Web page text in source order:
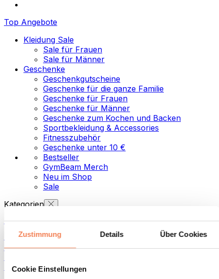
Zustimmung Details Über Cookies
Cookie Einstellungen
Top Angebote
Kleidung Sale
Sale für Frauen
Sale für Männer
Geschenke
Geschenkgutscheine
Geschenke für die ganze Familie
Geschenke für Frauen
Geschenke für Männer
Geschenke zum Kochen und Backen
Sportbekleidung & Accessories
Fitnesszubehör
Geschenke unter 10 €
Bestseller
GymBeam Merch
Neu im Shop
Sale
Kategorien
Lebensmittel
Fitness-Food
Nüsse
Samen